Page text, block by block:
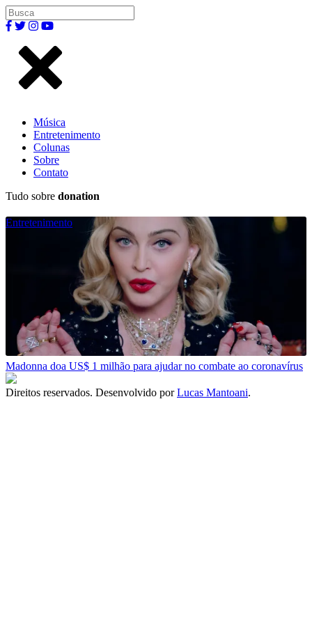
Música
Entretenimento
Colunas
Sobre
Contato
Tudo sobre donation
Entretenimento
Madonna doa US$ 1 milhão para ajudar no combate ao coronavírus
Direitos reservados. Desenvolvido porLucas Mantoani.